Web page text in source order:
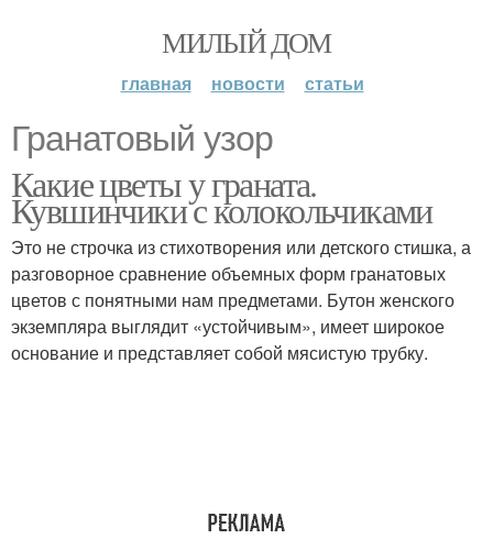
МИЛЫЙ ДОМ
главная новости статьи
Гранатовый узор
Какие цветы у граната.
Кувшинчики с колокольчиками
Это не строчка из стихотворения или детского стишка, а
разговорное сравнение объемных форм гранатовых
цветов с понятными нам предметами. Бутон женского
экземпляра выглядит «устойчивым», имеет широкое
основание и представляет собой мясистую трубку.